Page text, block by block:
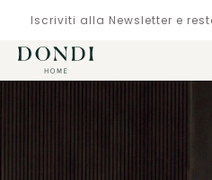
Iscriviti alla Newsletter e